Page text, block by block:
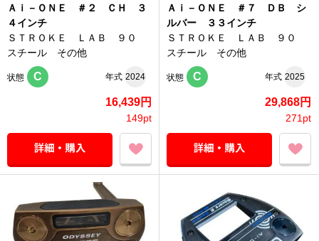
Ａｉ－ＯＮＥ ＃２ ＣＨ ３
４インチ
ＳＴＲＯＫＥ ＬＡＢ ９０
スチール その他
状態 C 年式 2024
16,439円
149pt
Ａｉ－ＯＮＥ ＃７ ＤＢ シ
ルバー ３３インチ
ＳＴＲＯＫＥ ＬＡＢ ９０
スチール その他
状態 C 年式 2025
29,868円
271pt